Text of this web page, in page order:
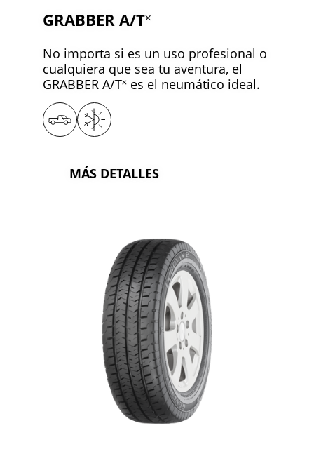
GRABBER A/T˟
No importa si es un uso profesional o
cualquiera que sea tu aventura, el
GRABBER A/T˟ es el neumático ideal.
MÁS DETALLES